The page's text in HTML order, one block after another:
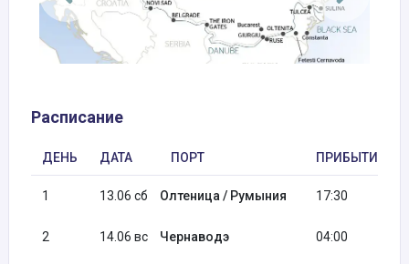
Расписание
ДЕНЬ ДАТА ПОРТ ПРИБЫТИЕ
1 13.06 сб Олтеница / Румыния 17:30
2 14.06 вс Чернаводэ 04:00